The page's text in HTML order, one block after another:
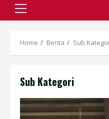
Primary
Menu
Home Berita Sub
Sub Kategori